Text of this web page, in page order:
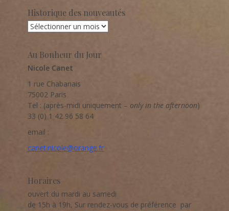
Historique des nouveautés
Au Bonheur du Jour
Nicole Canet
1 rue Chabanais
75002 Paris
Tel : (après-midi uniquement – only in the afternoon)
33 (0) 1 42 96 58 64
email :
canet.nicole@orange.fr
Horaires
ouvert du mardi au samedi
de 15h à 19h, Sur rendez-vous de préférence par